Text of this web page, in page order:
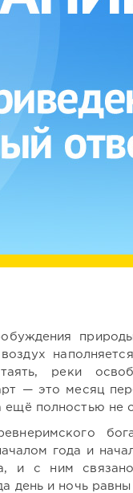
реки
— это месяц
ещё полностью не
года и
и с ним
день и ночь равны